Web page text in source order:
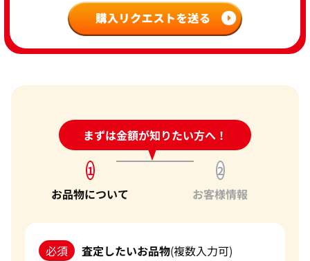
まずは金額が知りたい方へ！
24時間受付中!問い合わせフォーム
1
お品物について
2
お客様情報
必須 査定したいお品物(複数入力可)